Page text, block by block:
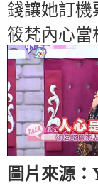
錢讓她訂機
筱梵內心當
圖片來源：